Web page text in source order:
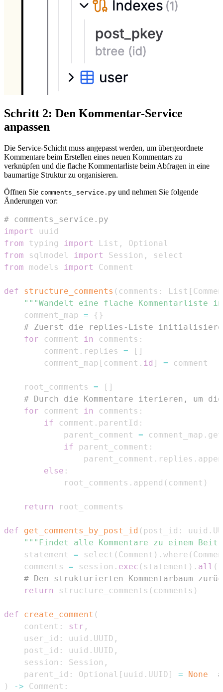
Schritt 2: Den Kommentar-Service
anpassen
Die Service-Schicht muss angepasst werden, um übergeordnete
Kommentare beim Erstellen eines neuen Kommentars zu
verknüpfen und die flache Kommentarliste beim Abfragen in eine
baumartige Struktur zu organisieren.
Öffnen Sie comments_service.py und nehmen Sie folgende
Änderungen vor:
# comments_service.py
import
from typing import List ,
from sqlmodel import Session ,
from models import
def structure_comments ( comments : List [
"""Wandelt eine flache Kommentarliste
    comment_map
= { }
# Zuerst die replies-Liste initialisieren
for comment in comments :
        comment
. replies = [ ]
        comment_map
[ comment . id ] =
    root_comments
= [ ]
# Durch die Kommentare iterieren, um
for comment in comments :
if comment . parentId :
            parent_comment
= comment_map . get
if parent_comment :
                parent_comment
. replies .
else :
            root_comments
. append ( comment )
return
def get_comments_by_post_id ( post_id : uuid .
"""Findet alle Kommentare zu einem
    statement
= select ( Comment ) . where (
    comments
= session . exec ( statement ) . all (
# Den strukturierten Kommentarbaum
return
structure_comments ( comments )
def create_comment (
    content
: str ,
    user_id
: uuid . UUID ,
    post_id
: uuid . UUID ,
    session
: Session ,
    parent_id
: Optional [ uuid . UUID ] = None
)
-> Comment :